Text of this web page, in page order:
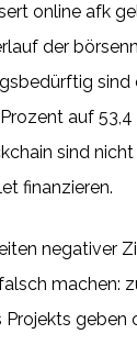
online afk
der
auf
sind
finanzieren.
negativer
machen:
geben